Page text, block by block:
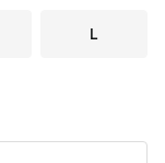
L